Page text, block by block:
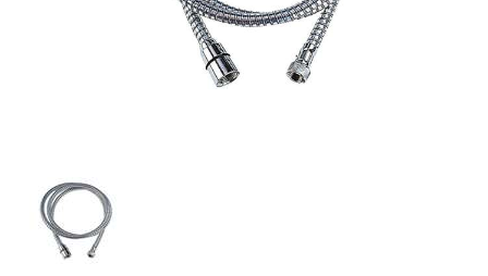
Bil, vogn & henger